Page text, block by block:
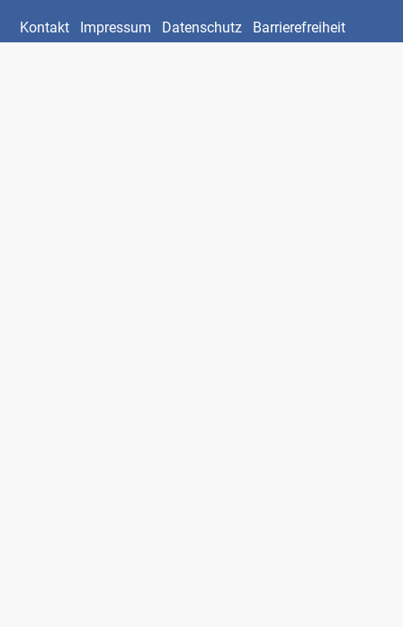
Kontakt Impressum Datenschutz Barrierefreiheit